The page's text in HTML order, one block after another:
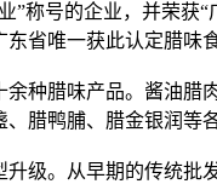
”称号的企业，并荣获
省唯一获此认定腊味
种腊味产品。酱油腊
腊鸭脯、腊金银润等
级。从早期的传统批